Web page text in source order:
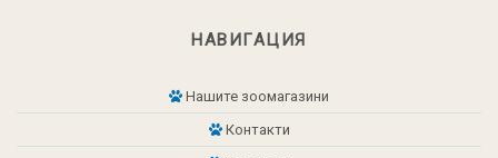
НАВИГАЦИЯ
Нашите зоомагазини
Контакти